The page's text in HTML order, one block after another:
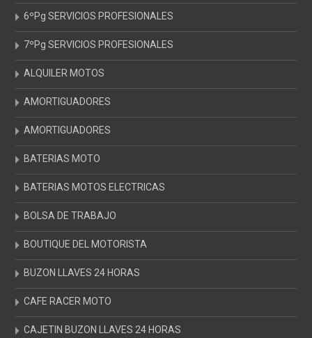
6ºPg SERVICIOS PROFESIONALES
7ºPg SERVICIOS PROFESIONALES
ALQUILER MOTOS
AMORTIGUADORES
AMORTIGUADORES
BATERIAS MOTO
BATERIAS MOTOS ELECTRICAS
BOLSA DE TRABAJO
BOUTIQUE DEL MOTORISTA
BUZON LLAVES 24 HORAS
CAFE RACER MOTO
CAJETIN BUZON LLAVES 24 HORAS